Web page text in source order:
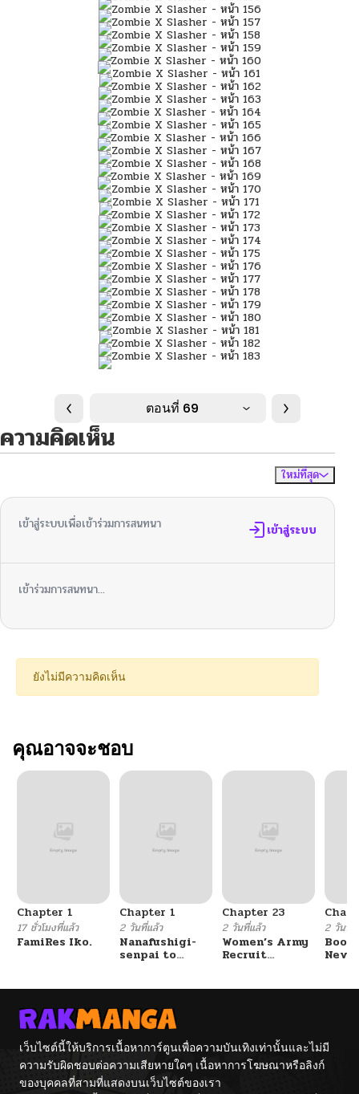
ตอนที่ 69
ความคิดเห็น
ใหม่ที่สุด
เข้าสู่ระบบเพื่อเข้าร่วมการสนทนา เข้าสู่ระบบ
เข้าร่วมการสนทนา...
ยังไม่มีความคิดเห็น
คุณอาจจะชอบ
Chapter 1
17 ชั่วโมงที่แล้ว
FamiRes Iko.
Chapter 1
2 วันที่แล้ว
Nanafushigi-
senpai to
Chapter 23
2 วันที่แล้ว
Women’s Army
Recruit
2 วันที่แ
เว็บไซต์นี้ให้บริการเนื้อหาการ์ตูนเพื่อความบันเทิงเท่านั้นและไม่มี
ความรับผิดชอบต่อความเสียหายใดๆ เนื้อหาการโฆษณาหรือลิงก์
ของบุคคลที่สามที่แสดงบนเว็บไซต์ของเรา